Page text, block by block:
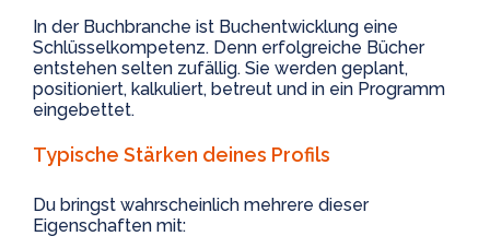
In der Buchbranche ist Buchentwicklung eine
Schlüsselkompetenz. Denn erfolgreiche Bücher
entstehen selten zufällig. Sie werden geplant,
positioniert, kalkuliert, betreut und in ein Programm
eingebettet.
Typische Stärken deines Profils
Du bringst wahrscheinlich mehrere dieser
Eigenschaften mit: